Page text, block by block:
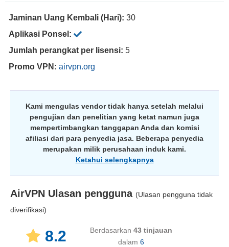
Jaminan Uang Kembali (Hari): 30
Aplikasi Ponsel:
Jumlah perangkat per lisensi: 5
Promo VPN: airvpn.org
Kami mengulas vendor tidak hanya setelah melalui
pengujian dan penelitian yang ketat namun juga
mempertimbangkan tanggapan Anda dan komisi
afiliasi dari para penyedia jasa. Beberapa penyedia
merupakan milik perusahaan induk kami.
Ketahui selengkapnya
AirVPN Ulasan pengguna (Ulasan pengguna tidak
diverifikasi)
8.2 Berdasarkan 43tinjauan
dalam 6